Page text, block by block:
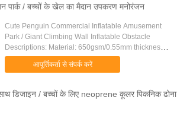
पार्क / बच्चों के खेल का मैदान उपकरण मनोरंजन
Cute Penguin Commercial Inflatable Amusement
Park / Giant Climbing Wall Inflatable Obstacle
Descriptions: Material: 650gsm/0.55mm thickness
heavy-duty, laminated and coated pvc fabric. Our
materials are ...आपूर्तिकर्ता से संपर्क करें
डिजाइन / बच्चों के लिए neoprene कूलर पिकनिक ढोना